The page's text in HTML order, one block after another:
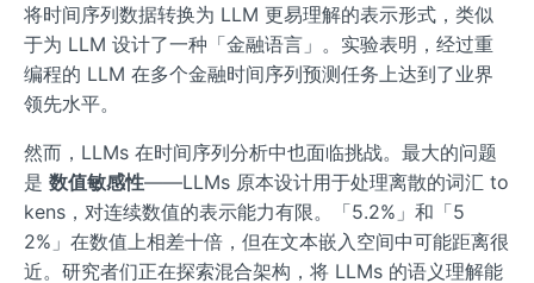
将时间序列数据转换为 LLM 更易理解的表示形式，类似
于为 LLM 设计了一种「金融语言」。实验表明，经过重
编程的 LLM 在多个金融时间序列预测任务上达到了业界
领先水平。
然而，LLMs 在时间序列分析中也面临挑战。最大的问题
是 数值敏感性——LLMs 原本设计用于处理离散的词汇 to
kens，对连续数值的表示能力有限。「5.2%」和「5
2%」在数值上相差十倍，但在文本嵌入空间中可能距离很
近。研究者们正在探索混合架构，将 LLMs 的语义理解能